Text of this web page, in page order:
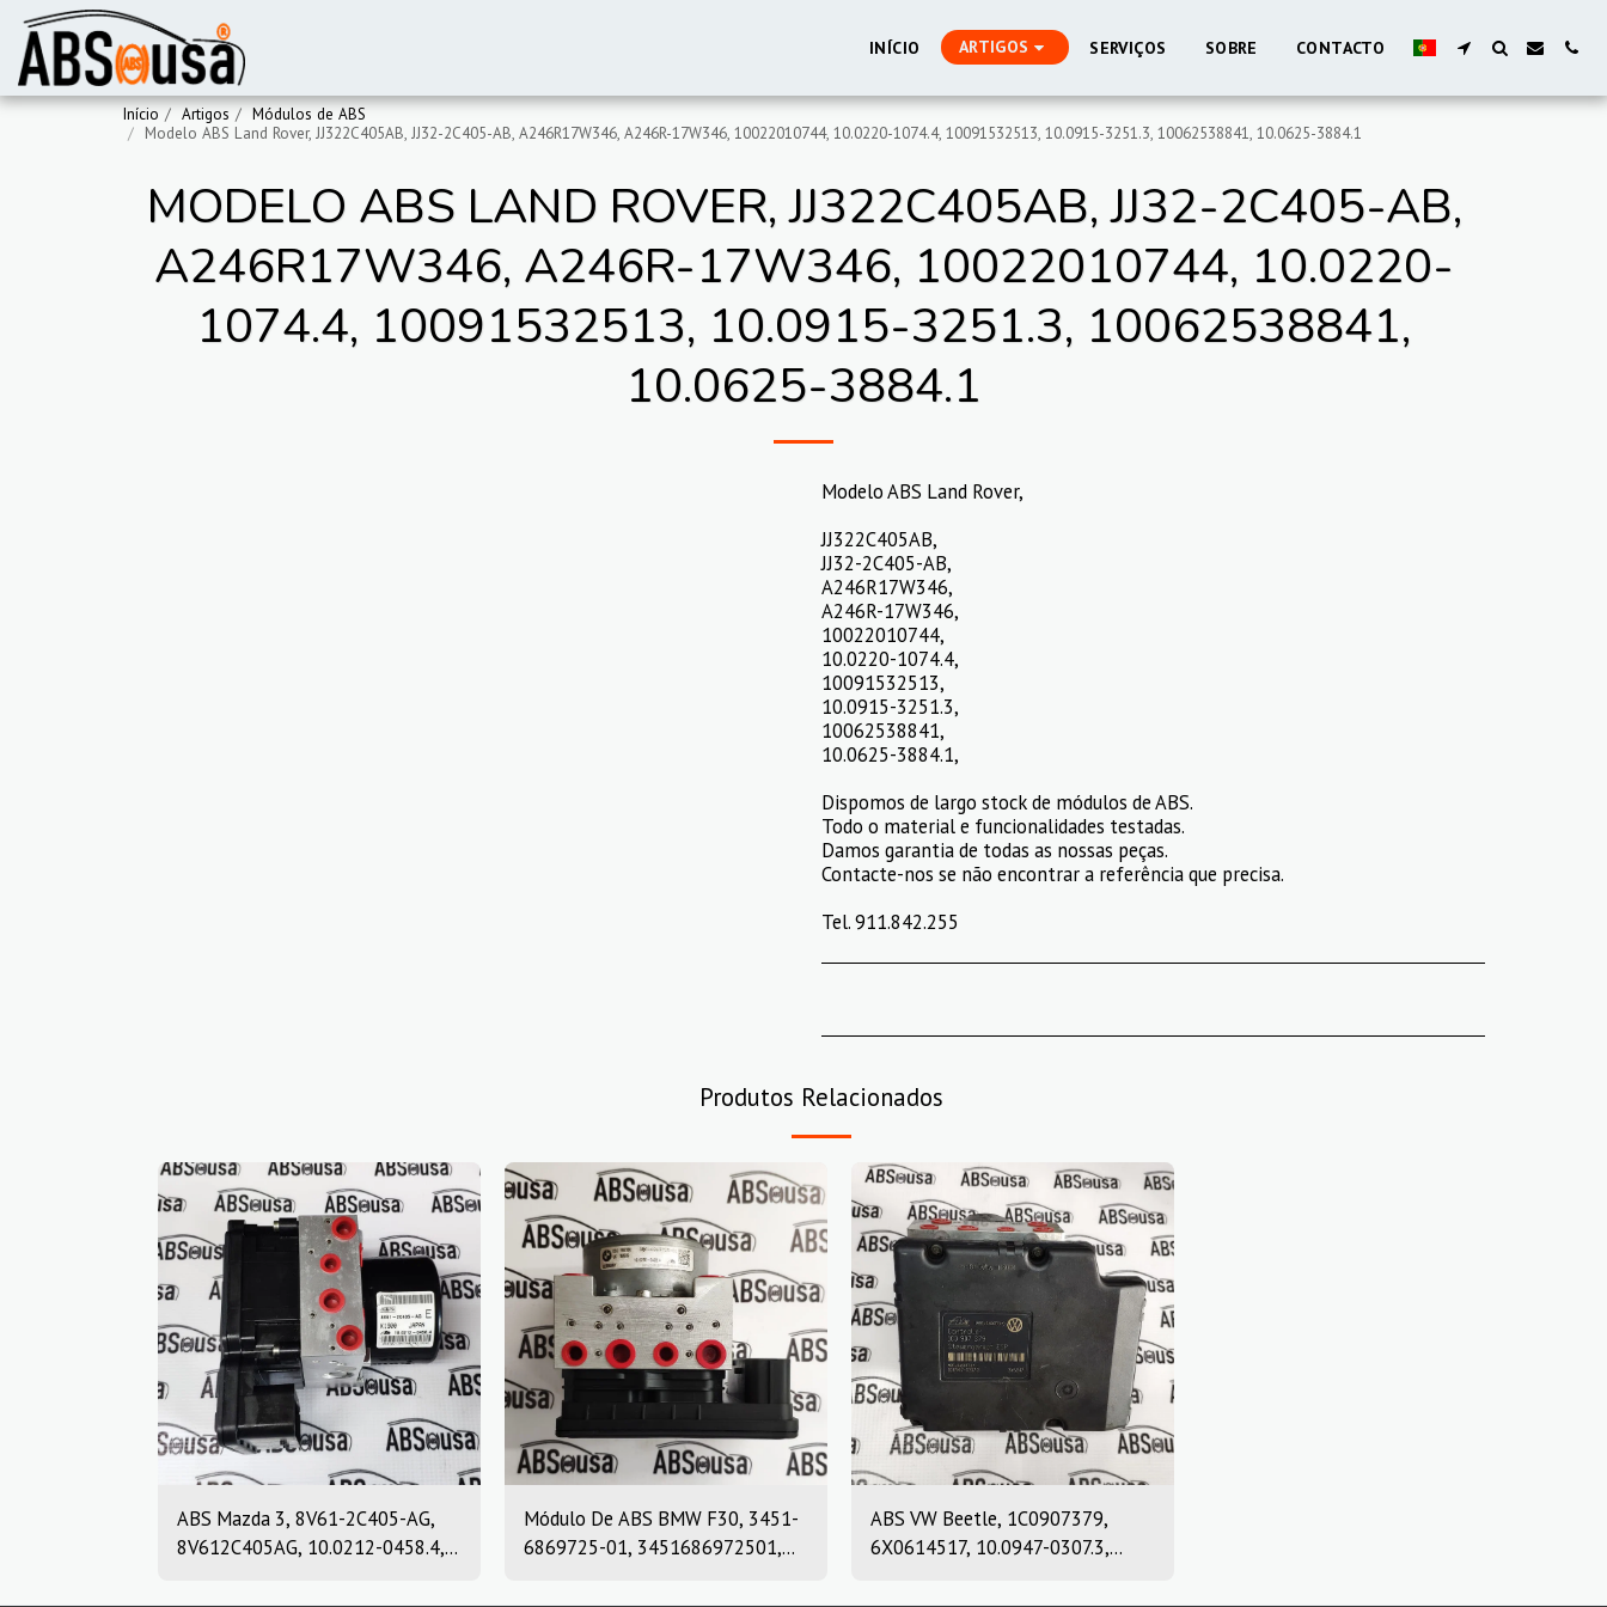
INÍCIO ARTIGOS SERVIÇOS SOBRE CONTACTO
Início Artigos
Módulos de ABS
Modelo ABS Land Rover, JJ322C405AB, JJ32-2C405-AB, A246R17W346, A246R-17W346, 10022010744, 10.0220-1074.4, 10091532513, 10.0915-3251.3, 10062538841, 10.0625-3884.1
MODELO ABS LAND ROVER, JJ322C405AB, JJ32-2C405-AB,
A246R17W346, A246R-17W346, 10022010744, 10.0220-
1074.4, 10091532513, 10.0915-3251.3, 10062538841,
10.0625-3884.1
Modelo ABS Land Rover,
JJ322C405AB,
JJ32-2C405-AB,
A246R17W346,
A246R-17W346,
10022010744,
10.0220-1074.4,
10091532513,
10.0915-3251.3,
10062538841,
10.0625-3884.1,
Dispomos de largo stock de módulos de ABS.
Todo o material e funcionalidades testadas.
Damos garantia de todas as nossas peças.
Contacte-nos se não encontrar a referência que precisa.
Tel. 911.842.255
Produtos Relacionados
ABS Mazda 3, 8V61-2C405-AG,
8V612C405AG, 10.0212-0458.4,
Módulo De ABS BMW F30, 3451-
6869725-01, 3451686972501,
ABS VW Beetle, 1C0907379,
6X0614517, 10.0947-0307.3,